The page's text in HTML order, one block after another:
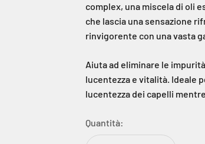
complex, una miscela di oli
che lascia una sensazione
rinvigorente con una vasta
Aiuta ad eliminare le
lucentezza e vitalità. Ideale
lucentezza dei capelli
Quantità: